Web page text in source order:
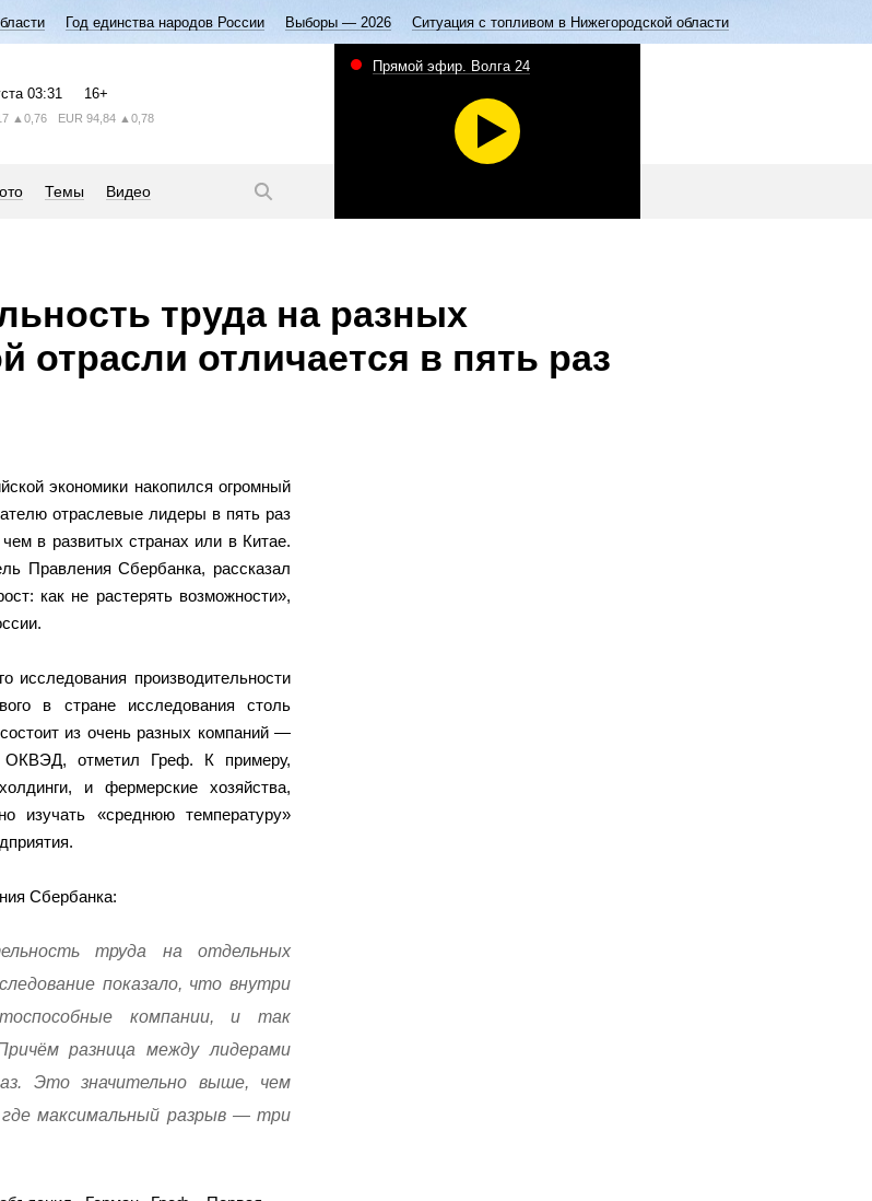
Год единства народов России Выборы — 2026 Ситуация с топливом в Нижегородской области
03:31 16+
▲0,76 EUR 94,84 ▲0,78
Темы Видео
Прямой эфир. Волга 24
труда на разных
отрасли отличается в пять раз
экономики накопился огромный
отраслевые лидеры в пять раз
в развитых странах или в Китае.
Правления Сбербанка, рассказал
как не растерять возможности»,
исследования производительности
в стране исследования столь
из очень разных компаний —
ОКВЭД, отметил Греф. К примеру,
и фермерские хозяйства,
изучать «среднюю температуру»
Сбербанка:
труда на отдельных
показало, что внутри
компании, и так
разница между лидерами
Это значительно выше, чем
максимальный разрыв — три